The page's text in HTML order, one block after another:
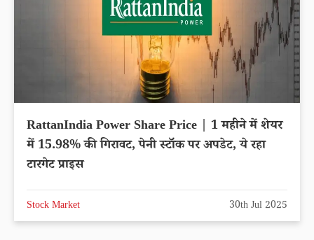
RattanIndia Power Share Price | 1 महीने में शेयर
में 15.98% की गिरावट, पेनी स्टॉक पर अपडेट, ये रहा
टारगेट प्राइस
Stock Market 30th Jul 2025